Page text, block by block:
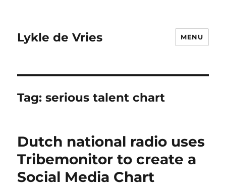
Lykle de Vries MENU
Tag:serious talent chart
Dutch national radio uses
Tribemonitor to create a
Social Media Chart